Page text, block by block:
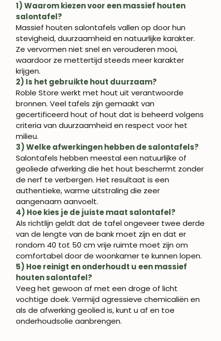
1) Waarom kiezen voor een massief houten
salontafel?
Massief houten salontafels vallen op door hun
stevigheid, duurzaamheid en natuurlijke karakter.
Ze vervormen niet snel en verouderen mooi,
waardoor ze mettertijd steeds meer karakter
krijgen.
2) Is het gebruikte hout duurzaam?
Roble Store werkt met hout uit verantwoorde
bronnen. Veel tafels zijn gemaakt van
gecertificeerd hout of hout dat is beheerd volgens
criteria van duurzaamheid en respect voor het
milieu.
3) Welke afwerkingen hebben de salontafels?
Salontafels hebben meestal een natuurlijke of
geoliede afwerking die het hout beschermt zonder
de nerf te verbergen. Het resultaat is een
authentieke, warme uitstraling die zeer
aangenaam aanvoelt.
4) Hoe kies je de juiste maat salontafel?
Als richtlijn geldt dat de tafel ongeveer twee derde
van de lengte van de bank moet zijn en dat er
rondom 40 tot 50 cm vrije ruimte moet zijn om
comfortabel door de woonkamer te kunnen lopen.
5) Hoe reinigt en onderhoudt u een massief
houten salontafel?
Veeg het gewoon af met een droge of licht
vochtige doek. Vermijd agressieve chemicaliën en
als de afwerking geolied is, kunt u af en toe
onderhoudsolie aanbrengen.